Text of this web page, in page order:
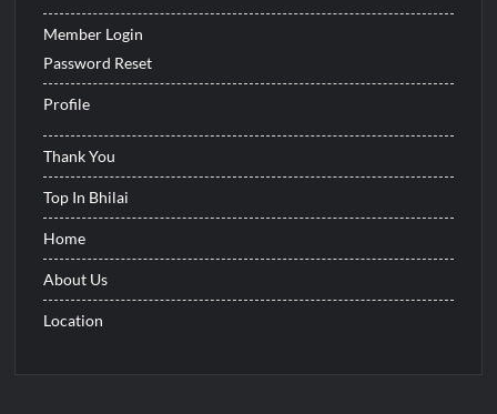
Member Login
Password Reset
Profile
Thank You
Top In Bhilai
Home
About Us
Location